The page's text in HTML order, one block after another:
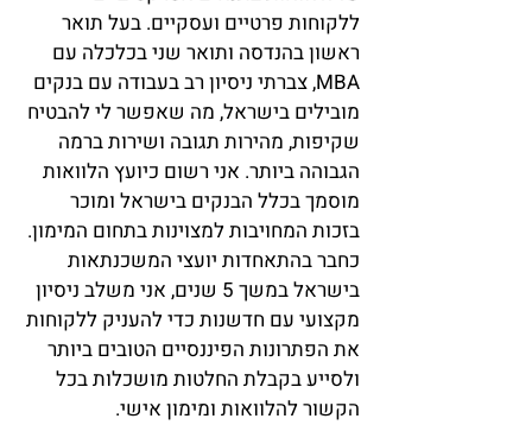
ללקוחות פרטיים ועסקיים. בעל תואר
ראשון בהנדסה ותואר שני בכלכלה עם
MBA, צברתי ניסיון רב בעבודה עם בנקים
מובילים בישראל, מה שאפשר לי להבטיח
שקיפות, מהירות תגובה ושירות ברמה
הגבוהה ביותר. אני רשום כיועץ הלוואות
מוסמך בכלל הבנקים בישראל ומוכר
בזכות המחויבות למצוינות בתחום המימון.
כחבר בהתאחדות יועצי המשכנתאות
בישראל במשך 5 שנים, אני משלב ניסיון
מקצועי עם חדשנות כדי להעניק ללקוחות
את הפתרונות הפיננסיים הטובים ביותר
ולסייע בקבלת החלטות מושכלות בכל
הקשור להלוואות ומימון אישי.